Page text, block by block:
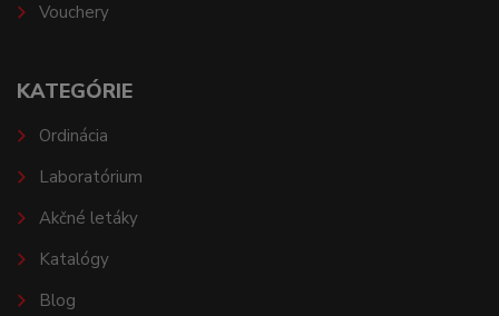
Vouchery
KATEGÓRIE
Ordinácia
Laboratórium
Akčné letáky
Katalógy
Blog